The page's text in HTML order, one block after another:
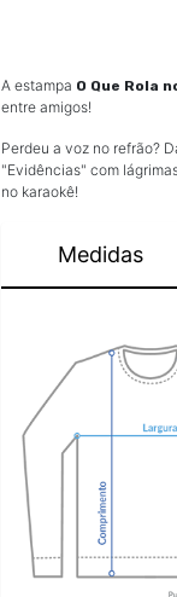
A estampa O Que Rola
entre amigos!
Perdeu a voz no refrão?
"Evidências" com
no karaokê!
Medidas